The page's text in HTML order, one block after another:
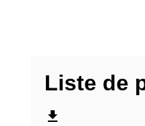
Liste de
file_download